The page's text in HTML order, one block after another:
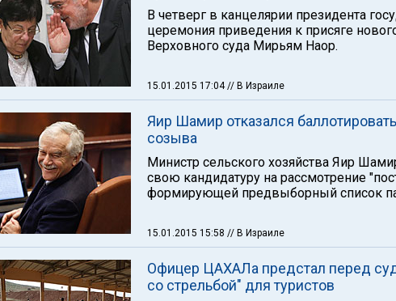
В четверг в канцелярии президента
церемония приведения к присяге
Верховного суда Мирьям Наор.
15.01.2015 17:04// В Израиле
Яир Шамир отказался
созыва
Министр сельского хозяйства Яир
свою кандидатуру на рассмотрение
формирующей предвыборный список
15.01.2015 15:58 // В Израиле
Офицер ЦАХАЛа предстал перед
со стрельбой" для туристов